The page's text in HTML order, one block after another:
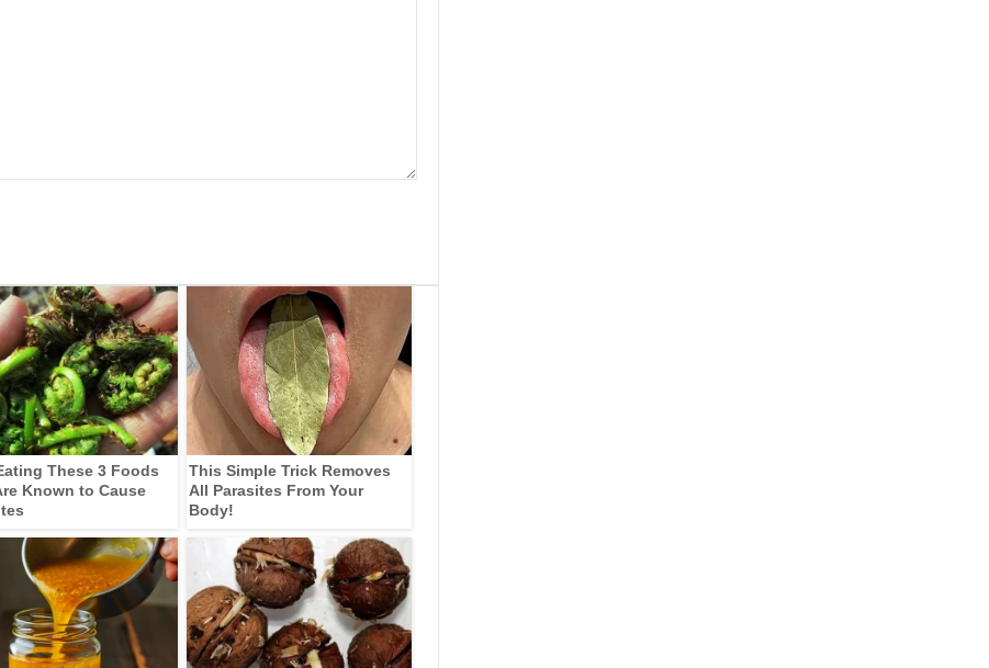
These 3 Foods
Known to Cause
This Simple Trick Removes
All Parasites From Your
Body!